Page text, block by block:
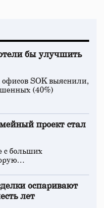
бы улучшить
SOK выяснили,
(40%)
проект стал
с больших
оспаривают
лет